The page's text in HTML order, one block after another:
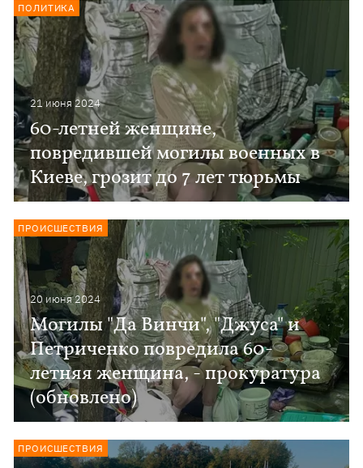
21 июня 2024
60-летней женщине,
повредившей могилы военных в
Киеве, грозит до 7 лет тюрьмы
ПОЛИТИКА
20 июня 2024
Могилы "Да Винчи", "Джуса" и
Петриченко повредила 60-
летняя женщина, - прокуратура
(обновлено)
ПРОИСШЕСТВИЯ
ПРОИСШЕСТВИЯ